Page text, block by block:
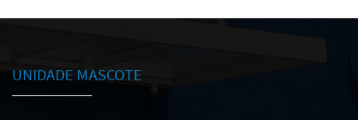
UNIDADE MASCOTE